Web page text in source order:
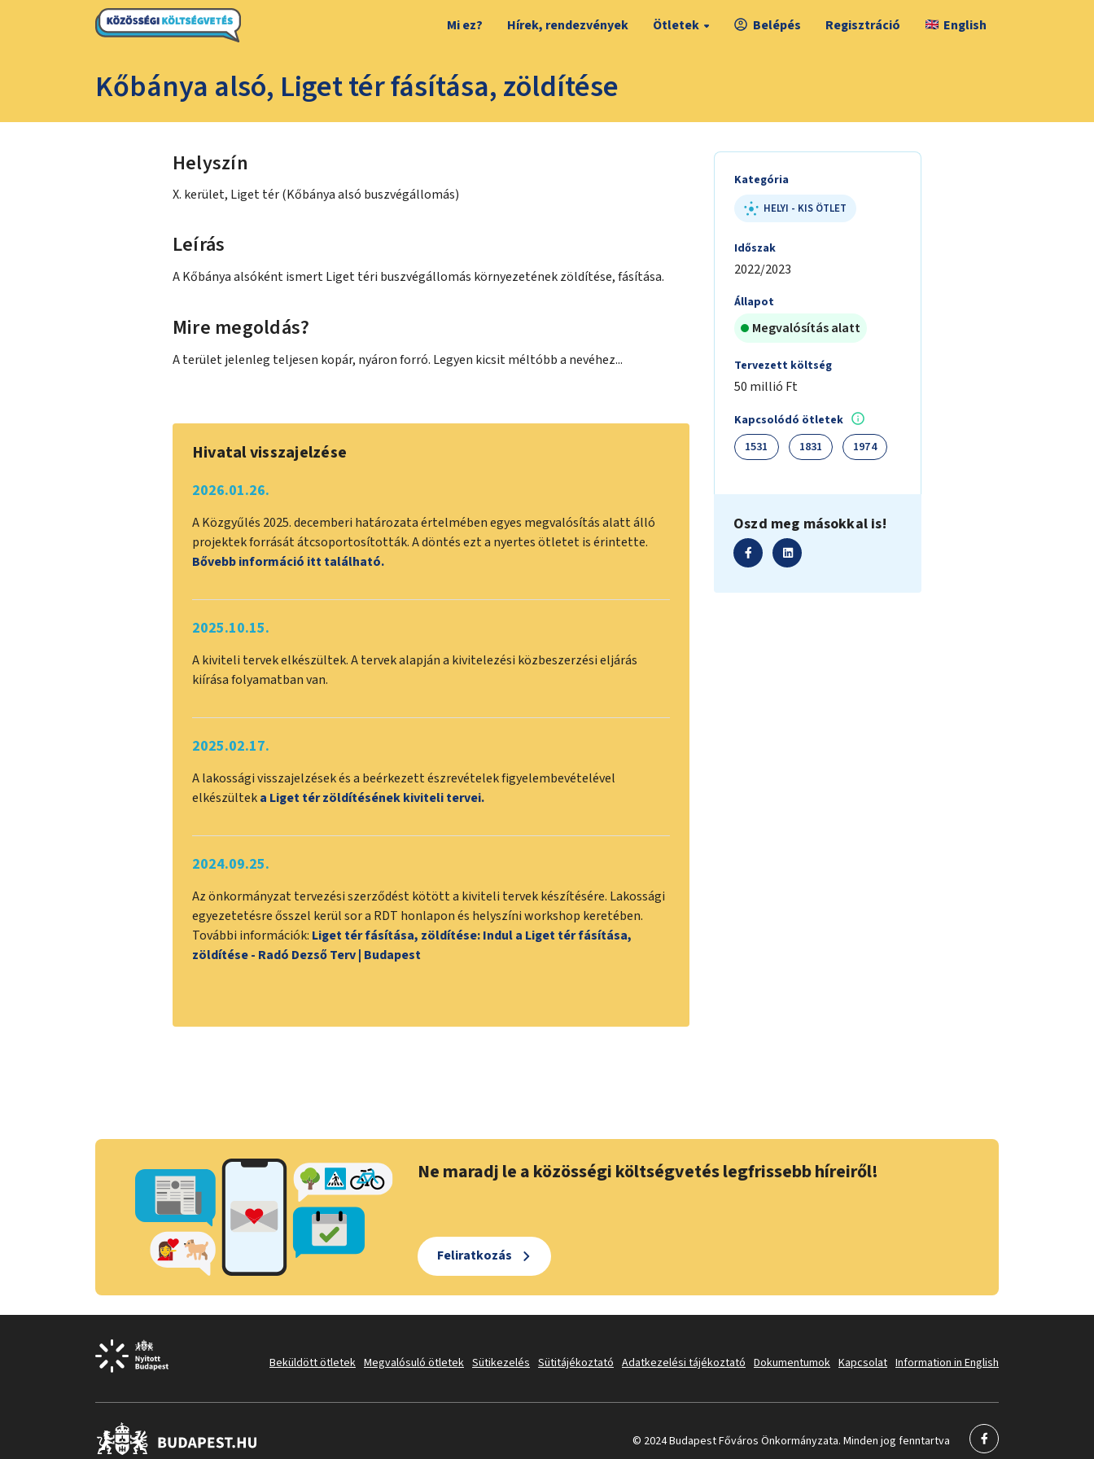
Mi ez? Hírek, rendezvények Ötletek Belépés Regisztráció English
Kőbánya alsó, Liget tér fásítása, zöldítése
Helyszín
X. kerület, Liget tér (Kőbánya alsó buszvégállomás)
Leírás
A Kőbánya alsóként ismert Liget téri buszvégállomás környezetének zöldítése, fásítása.
Mire megoldás?
A terület jelenleg teljesen kopár, nyáron forró. Legyen kicsit méltóbb a nevéhez...
Hivatal visszajelzése
2026.01.26.
A Közgyűlés 2025. decemberi határozata értelmében egyes megvalósítás alatt álló
projektek forrását átcsoportosították. A döntés ezt a nyertes ötletet is érintette.
Bővebb információ itt található.
2025.10.15.
A kiviteli tervek elkészültek. A tervek alapján a kivitelezési közbeszerzési eljárás
kiírása folyamatban van.
2025.02.17.
A lakossági visszajelzések és a beérkezett észrevételek figyelembevételével
elkészülteka Liget tér zöldítésének kiviteli tervei.
2024.09.25.
Az önkormányzat tervezési szerződést kötött a kiviteli tervek készítésére. Lakossági
egyezetetésre ősszel kerül sor a RDT honlapon és helyszíni workshop keretében.
További információk: Liget tér fásítása, zöldítése: Indul a Liget tér fásítása,
zöldítése - Radó Dezső Terv | Budapest
Kategória
HELYI - KIS ÖTLET
Időszak
2022/2023
Állapot
Megvalósítás alatt
Tervezett költség
50 millió Ft
Kapcsolódó ötletek
1531
1831 1974
Oszd meg másokkal is!
Ne maradj le a közösségi költségvetés legfrissebb híreiről!
Feliratkozás
Beküldött ötletek Megvalósuló ötletek Sütikezelés Sütitájékoztató Adatkezelési tájékoztató Dokumentumok Kapcsolat Information in English
© 2024 Budapest Főváros Önkormányzata. Minden jog fenntartva